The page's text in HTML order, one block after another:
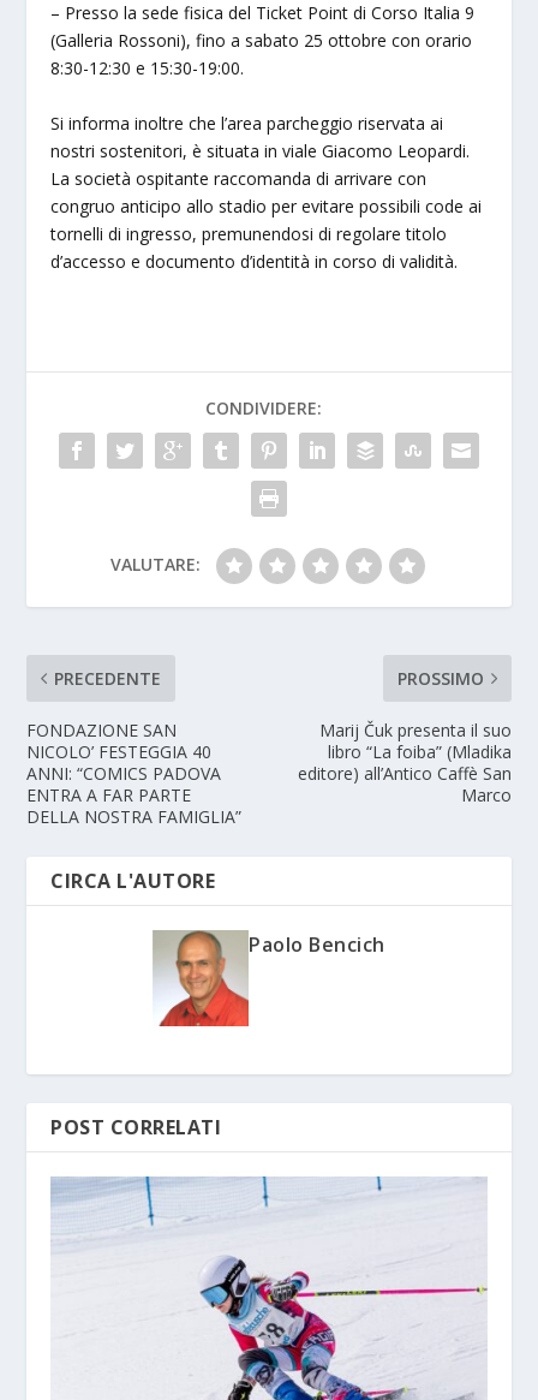
– Presso la sede fisica del Ticket Point di Corso Italia 9
(Galleria Rossoni), fino a sabato 25 ottobre con orario
8:30-12:30 e 15:30-19:00.
Si informa inoltre che l’area parcheggio riservata ai
nostri sostenitori, è situata in viale Giacomo Leopardi.
La società ospitante raccomanda di arrivare con
congruo anticipo allo stadio per evitare possibili code ai
tornelli di ingresso, premunendosi di regolare titolo
d’accesso e documento d’identità in corso di validità.
CONDIVIDERE:
VALUTARE:
PRECEDENTE
FONDAZIONE SAN
NICOLO’ FESTEGGIA 40
ANNI: “COMICS PADOVA
ENTRA A FAR PARTE
DELLA NOSTRA FAMIGLIA”
PROSSIMO
Marij Čuk presenta il suo
libro “La foiba” (Mladika
editore) all’Antico Caffè San
Marco
CIRCA L'AUTORE
Paolo Bencich
POST CORRELATI